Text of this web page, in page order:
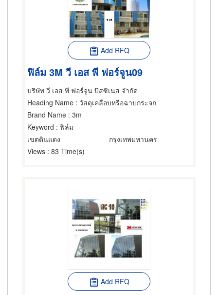
Add RFQ
ฟิล์ม 3M วี เอส พี ฟอร์จูน09
บริษัท วี เอส พี ฟอร์จูน บิสซิเนส จำกัด
Heading Name : วัสดุเคลือบหรือฉาบกระจก
Brand Name : 3m
Keyword : ฟิล์ม
เขตดินแดง
กรุงเทพมหานคร
Views : 83 Time(s)
Add RFQ